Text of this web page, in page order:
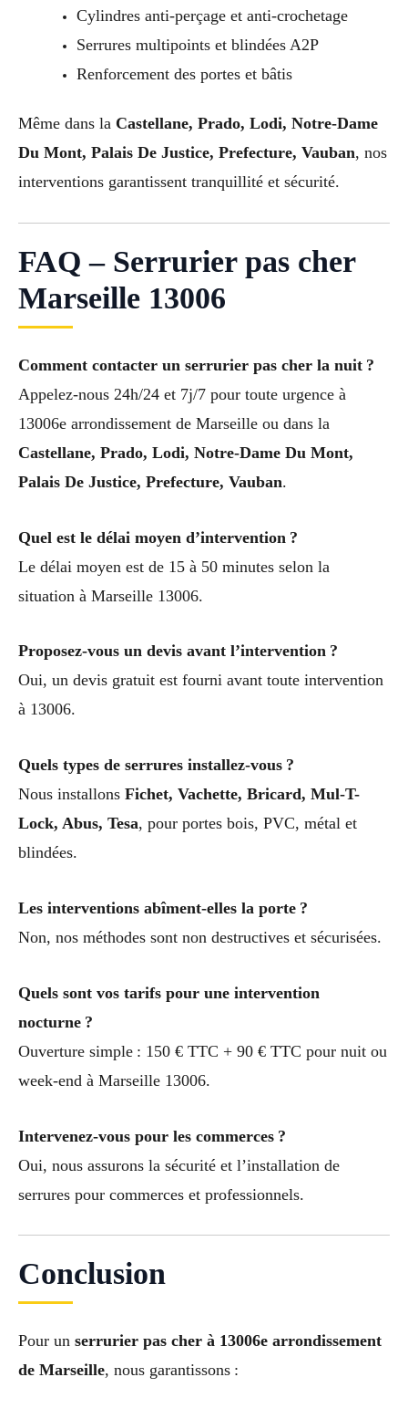
Cylindres anti-perçage et anti-crochetage
Serrures multipoints et blindées A2P
Renforcement des portes et bâtis
Même dans la Castellane, Prado, Lodi, Notre-Dame
Du Mont, Palais De Justice, Prefecture, Vauban, nos
interventions garantissent tranquillité et sécurité.
FAQ – Serrurier pas cher
Marseille 13006
Comment contacter un serrurier pas cher la nuit ?
Appelez-nous 24h/24 et 7j/7 pour toute urgence à
13006e arrondissement de Marseille ou dans la
Castellane, Prado, Lodi, Notre-Dame Du Mont,
Palais De Justice, Prefecture, Vauban.
Quel est le délai moyen d’intervention ?
Le délai moyen est de 15 à 50 minutes selon la
situation à Marseille 13006.
Proposez-vous un devis avant l’intervention ?
Oui, un devis gratuit est fourni avant toute intervention
à 13006.
Quels types de serrures installez-vous ?
Nous installons Fichet, Vachette, Bricard, Mul-T-
Lock, Abus, Tesa, pour portes bois, PVC, métal et
blindées.
Les interventions abîment-elles la porte ?
Non, nos méthodes sont non destructives et sécurisées.
Quels sont vos tarifs pour une intervention
nocturne ?
Ouverture simple : 150 € TTC + 90 € TTC pour nuit ou
week-end à Marseille 13006.
Intervenez-vous pour les commerces ?
Oui, nous assurons la sécurité et l’installation de
serrures pour commerces et professionnels.
Conclusion
Pour un serrurier pas cher à 13006e arrondissement
de Marseille, nous garantissons :